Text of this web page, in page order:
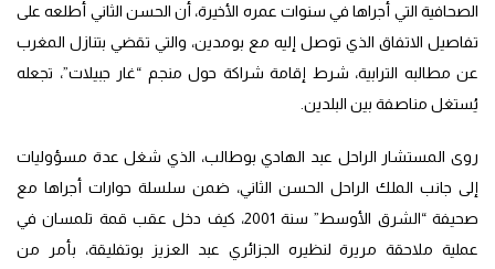
الصحافية التي أجراها في سنوات عمره الأخيرة، أن الحسن الثاني أطلعه على
تفاصيل الاتفاق الذي توصل إليه مع بومدين، والتي تقضي بتنازل المغرب
عن مطالبه الترابية، شرط إقامة شراكة حول منجم “غار جبيلات”، تجعله
يُستغل مناصفة بين البلدين.
روى المستشار الراحل عبد الهادي بوطالب، الذي شغل عدة مسؤوليات
إلى جانب الملك الراحل الحسن الثاني، ضمن سلسلة حوارات أجراها مع
صحيفة “الشرق الأوسط” سنة 2001، كيف دخل عقب قمة تلمسان في
عملية ملاحقة مريرة لنظيره الجزائري عبد العزيز بوتفليقة، بأمر من